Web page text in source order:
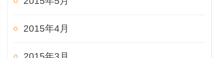
2015年4月